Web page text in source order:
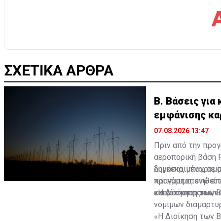
ΣΧΕΤΙΚΑ ΑΡΘΡΑ
Β. Βάσεις
εμφάνισης
07.08.2026 13:47
Πριν από την
αεροπορική βάση
δημόσια,
και νόμιμα, ενώ
κοινότητες σε
Συγκεκριμένα, σε
πραγματοποιηθεί
εκπρόσωπος των
«Η Διοίκηση των
νόμιμων
«Η Διοίκηση των